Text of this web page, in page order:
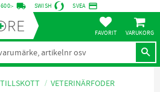
local_shipping SWISH SVEA credit_card
FAVORITER
VETERINÄRFODER